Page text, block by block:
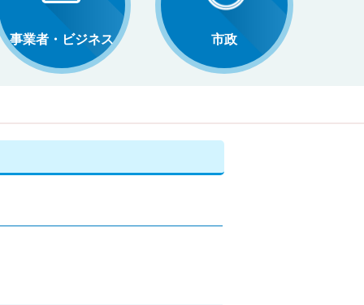
事業者・ビジネス 市政